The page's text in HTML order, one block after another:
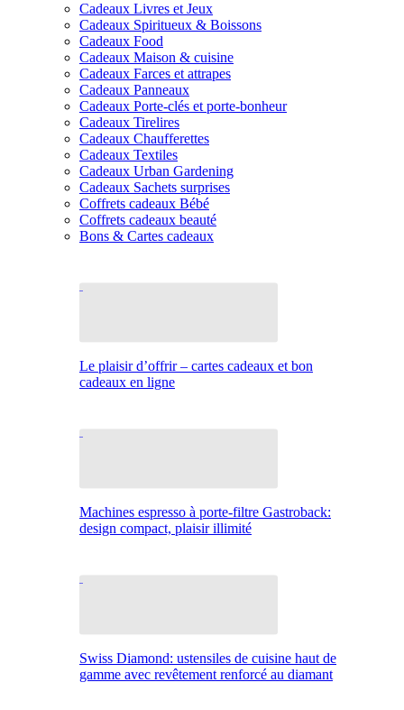
Cadeaux Livres et Jeux
Cadeaux Spiritueux & Boissons
Cadeaux Food
Cadeaux Maison & cuisine
Cadeaux Farces et attrapes
Cadeaux Panneaux
Cadeaux Porte-clés et porte-bonheur
Cadeaux Tirelires
Cadeaux Chaufferettes
Cadeaux Textiles
Cadeaux Urban Gardening
Cadeaux Sachets surprises
Coffrets cadeaux Bébé
Coffrets cadeaux beauté
Bons & Cartes cadeaux
Le plaisir d’offrir – cartes cadeaux et bon
cadeaux en ligne
Machines espresso à porte-filtre Gastroback:
design compact, plaisir illimité
Swiss Diamond: ustensiles de cuisine haut de
gamme avec revêtement renforcé au diamant